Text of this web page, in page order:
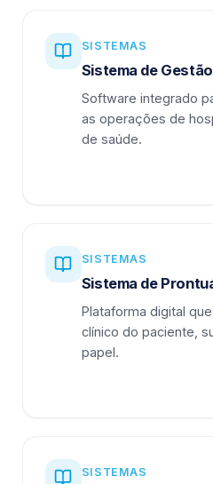
SISTEMAS
Sistema de
Software integrado
as operações de
de saúde.
SISTEMAS
Sistema de
Plataforma digital
clínico do paciente,
papel.
SISTEMAS